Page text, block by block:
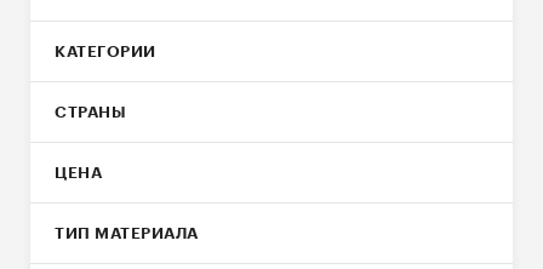
КАТЕГОРИИ
СТРАНЫ
ЦЕНА
ТИП МАТЕРИАЛА